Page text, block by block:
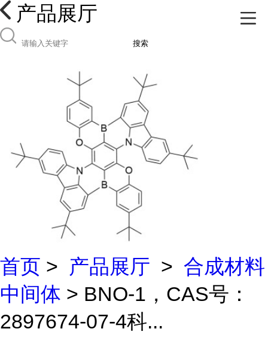
产品展厅
搜索
首页 > 产品展厅 > 合成材料
中间体 > BNO-1，CAS号：
2897674-07-4科...